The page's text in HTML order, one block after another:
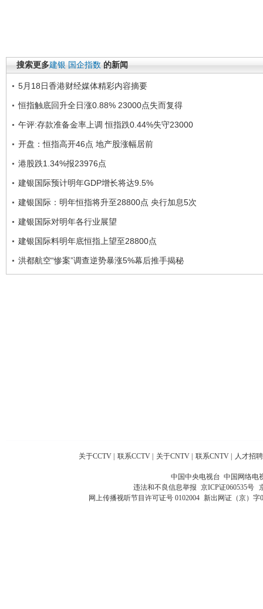
搜索更多建银 国企指数 的新闻
5月18日香港财经媒体精彩内容摘要
恒指触底回升全日涨0.88% 23000点失而复得
午评:存款准备金率上调 恒指跌0.44%失守23000
开盘：恒指高开46点 地产股涨幅居前
港股跌1.34%报23976点
建银国际预计明年GDP增长将达9.5%
建银国际：明年恒指将升至28800点 央行加息5次
建银国际对明年各行业展望
建银国际料明年底恒指上望至28800点
洪都航空“惨案”调查逆势暴涨5%幕后推手揭秘
关于CCTV 联系CCTV 关于CNTV 联系CNTV 人才招聘
中国中央电视台 中国网络电
违法和不良信息举报 京ICP证060535号
网上传播视听节目许可证号 0102004 新出网证（京）